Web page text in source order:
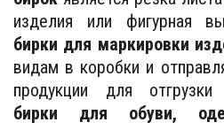
изделия или фигурная
бирки для маркировки
видам в коробки и
продукции для отгрузки
бирки для обуви,